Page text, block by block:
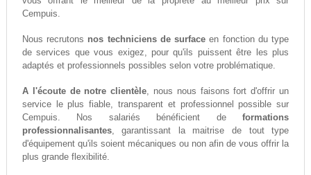
Cempuis.
Nous recrutons nos techniciens de surface en fonction du type
de services que vous exigez, pour qu'ils puissent être les plus
adaptés et professionnels possibles selon votre problématique.
A l'écoute de notre clientèle, nous nous faisons fort d'offrir un
service le plus fiable, transparent et professionnel possible sur
Cempuis. Nos salariés bénéficient deformations
professionnalisantes, garantissant la maitrise de tout type
d'équipement qu'ils soient mécaniques ou non afin de vous offrir la
plus grande flexibilité.